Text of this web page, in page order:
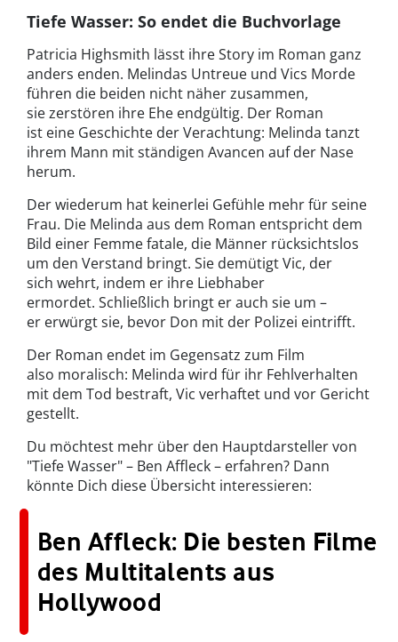
Tiefe Wasser: So endet die Buchvorlage
Patricia Highsmith lässt ihre Story im Roman ganz
anders enden. Melindas Untreue und Vics Morde
führen die beiden nicht näher zusammen,
sie zerstören ihre Ehe endgültig. Der Roman
ist eine Geschichte der Verachtung: Melinda tanzt
ihrem Mann mit ständigen Avancen auf der Nase
herum.
Der wiederum hat keinerlei Gefühle mehr für seine
Frau. Die Melinda aus dem Roman entspricht dem
Bild einer Femme fatale, die Männer rücksichtslos
um den Verstand bringt. Sie demütigt Vic, der
sich wehrt, indem er ihre Liebhaber
ermordet. Schließlich bringt er auch sie um –
er erwürgt sie, bevor Don mit der Polizei eintrifft.
Der Roman endet im Gegensatz zum Film
also moralisch: Melinda wird für ihr Fehlverhalten
mit dem Tod bestraft, Vic verhaftet und vor Gericht
gestellt.
Du möchtest mehr über den Hauptdarsteller von
"Tiefe Wasser" – Ben Affleck – erfahren? Dann
könnte Dich diese Übersicht interessieren:
Ben Affleck: Die besten Filme
des Multitalents aus
Hollywood